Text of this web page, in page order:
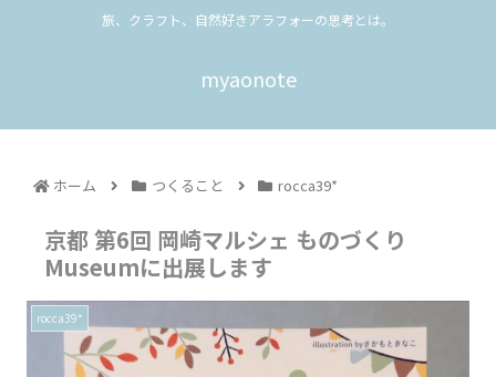
旅、クラフト、自然好きアラフォーの思考とは。
myaonote
ホーム つくること rocca39*
京都 第6回 岡崎マルシェ ものづくり
Museumに出展します
rocca39*